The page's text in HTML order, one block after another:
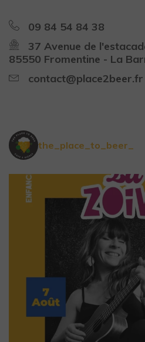
09 84 54 84 38
37 Avenue de
85550 Fromentine - La
contact@place2beer.fr
the_place_to_beer_